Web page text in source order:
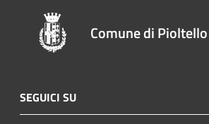
Comune di Pioltello
SEGUICI SU